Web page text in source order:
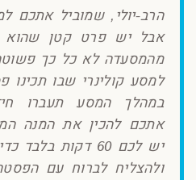
הרב-יולי, שמוביל אתכם
אבל יש פרט קטן שהוא
מהמסעדה לא כל כך
למסע קולינרי שבו תכינו
במהלך המסע תעברו
אתכם להכין את המנה
יש לכם 60 דקות
ולהצליח לברוח עם